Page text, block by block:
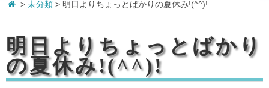
> 未分類> 明日よりちょっとばかりの夏休み!(^^)!
明日よりちょっとばかり
の夏休み!(^^)!